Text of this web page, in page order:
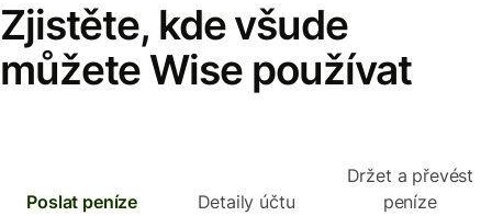
Zjistěte, kde všude
můžete Wise používat
Poslat peníze Detaily účtu
Držet a převést
peníze